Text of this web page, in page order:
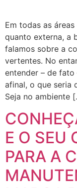
Em todas as
quanto externa, a
falamos sobre a
vertentes. No
entender – de fato
afinal, o que seria
Seja no ambiente
E O SEU
PARA A